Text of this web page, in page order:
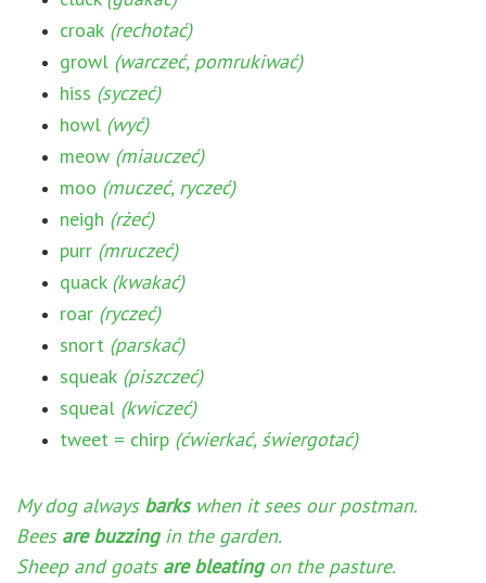
croak (rechotać)
growl (warczeć, pomrukiwać)
hiss (syczeć)
howl (wyć)
meow (miauczeć)
moo (muczeć, ryczeć)
neigh (rżeć)
purr (mruczeć)
quack (kwakać)
roar (ryczeć)
snort (parskać)
squeak (piszczeć)
squeal (kwiczeć)
tweet = chirp (ćwierkać, świergotać)
My dog always barkswhen it sees our postman.
Bees are buzzingin the garden.
Sheep and goats are bleating on the pasture.